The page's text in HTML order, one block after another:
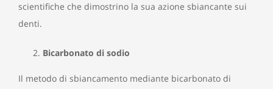
scientifiche che dimostrino la sua azione sbiancante sui
denti.
Bicarbonato di sodio
Il metodo di sbiancamento mediante bicarbonato di